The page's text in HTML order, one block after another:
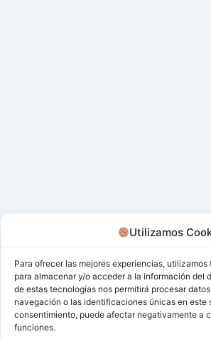
Utilizamos
Para ofrecer las mejores experiencias,
para almacenar y/o acceder a la información del
de estas tecnologías nos permitirá procesar
navegación o las identificaciones únicas en este
consentimiento, puede afectar negativamente a
funciones.